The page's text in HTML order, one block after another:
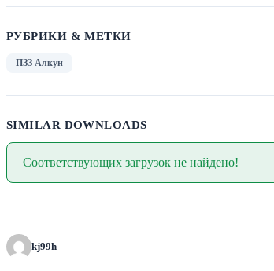
РУБРИКИ & МЕТКИ
ПЗЗ Алкун
SIMILAR DOWNLOADS
Соответствующих загрузок не найдено!
kj99h